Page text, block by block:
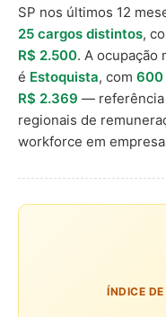
SP nos últimos 12
25 cargos distintos,
R$ 2.500. A ocupação
é Estoquista, com 600
R$ 2.369 — referência
regionais de
workforce em
ÍNDICE